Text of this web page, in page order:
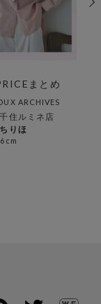
まとめ
ARCHIVES
住ルミネ店
りほ